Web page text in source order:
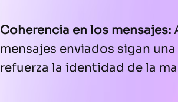
Coherencia en los mensajes:
mensajes enviados sigan
refuerza la identidad de la